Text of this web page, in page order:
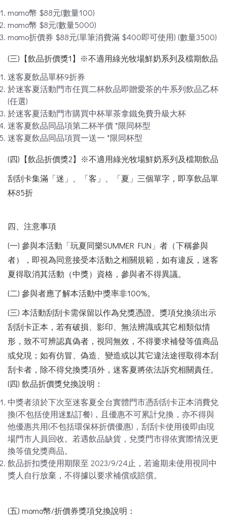
momo幣 $88元(數量100)
momo幣 $8元(數量5000)
momo折價券 $88元(單筆消費滿 $400即可使用) (數量3500)
(三)【飲品折價獎1】※不適用綠光牧場鮮奶系列及檔期飲品
迷客夏飲品單杯9折券
於迷客夏活動門市任買二杯飲品即贈愛茶的牛系列飲品乙杯
(任選)
於迷客夏活動門市購買中杯單茶拿鐵免費升級大杯
迷客夏飲品同品項第二杯半價 *限同杯型
迷客夏飲品同品項買一送一 *限同杯型
(四)【飲品折價獎2】※不適用綠光牧場鮮奶系列及檔期飲品
刮刮卡集滿「迷」、「客」、「夏」三個單字，即享飲品單
杯85折
四、注意事項
(一) 參與本活動「玩夏同樂SUMMER FUN」者（下稱參與
者），即視為同意接受本活動之相關規範，如有違反，迷客
夏得取消其活動（中獎）資格，參與者不得異議。
(二) 參與者應了解本活動中獎率非100%。
(三) 本活動刮刮卡需保留以作為兌獎憑證。獎項兌換須出示
刮刮卡正本，若有破損、影印、無法辨識或其它相類似情
形，致不可辨認真偽者，視同無效，不得要求補發等值商品
或兌現；如有仿冒、偽造、變造或以其它違法途徑取得本刮
刮卡者，除不得兌換獎項外，迷客夏將依法訴究相關責任。
(四) 飲品折價獎兌換說明：
中獎者須於下次至迷客夏全台實體門市憑刮刮卡正本消費兌
換(不包括使用迷點訂餐)，且優惠不可累計兌換，亦不得與
他優惠共用(不包括環保杯折價優惠)，刮刮卡使用後即由現
場門市人員回收。若遇飲品缺貨，兌獎門市得依實際情況更
換等值兌獎商品。
飲品折扣獎使用期限至 2023/9/24止，若逾期未使用視同中
獎人自行放棄，不得據以要求補償或賠償。
(五) momo幣/折價券獎項兌換說明：